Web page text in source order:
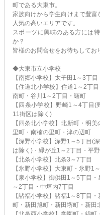
町である大東市。
家族向けから学生向けまで豊
人気の高いエリアです。
スポーツに興味のある方には
か？
皆様のお問合せをお待ちしてお
◆大東市立小学校
【南郷小学校】太子田1～3丁
【住道北小学校】住道1～2丁
南町・谷川1～2丁目・曙町
【四条小学校】野崎1～4丁目
11街区は除く)
【四条北小学校】北新町・明
里町・南楠の里町・津の辺町
【深野小学校】深野1～5丁目(
は除く)・緑が丘1～2丁目・平
【北条小学校】北条3～7丁目
【氷野小学校】大東町・氷野1
【泉小学校】御供田1～5丁目
～2丁目・中垣内7丁目
【諸福小学校】諸福1～8丁目
町・新田旭町・新田堺町・新田